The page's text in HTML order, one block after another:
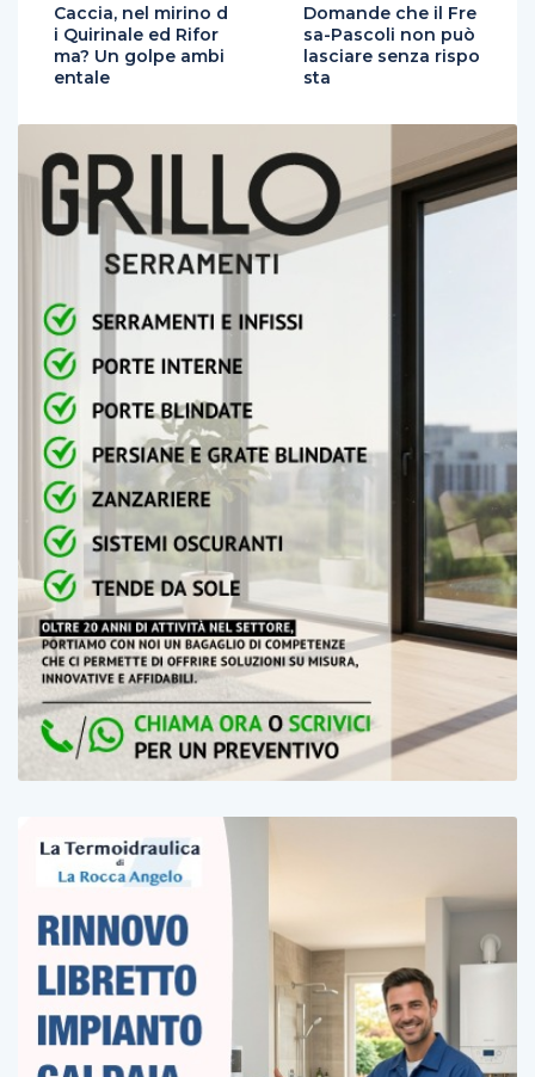
Caccia, nel mirino d
i Quirinale ed Rifor
ma? Un golpe ambi
entale
Domande che il Fre
sa-Pascoli non può
lasciare senza rispo
sta